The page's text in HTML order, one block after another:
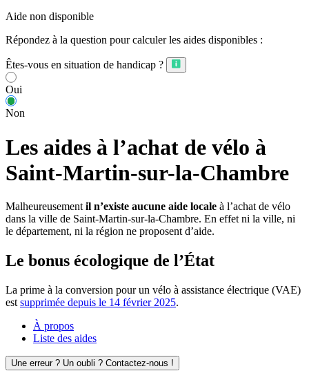
Aide non disponible
Répondez à la question pour calculer les aides disponibles :
Êtes-vous en situation de handicap ?
Oui
Non
Les aides à l’achat de vélo à
Saint-Martin-sur-la-Chambre
Malheureusement il n’existe aucune aide locale à l’achat de vélo
dans la ville de Saint-Martin-sur-la-Chambre. En effet ni la ville, ni
le département, ni la région ne proposent d’aide.
Le bonus écologique de l’État
La prime à la conversion pour un vélo à assistance électrique (VAE)
est supprimée depuis le 14 février 2025.
À propos
Liste des aides
Une erreur ? Un oubli ? Contactez-nous !